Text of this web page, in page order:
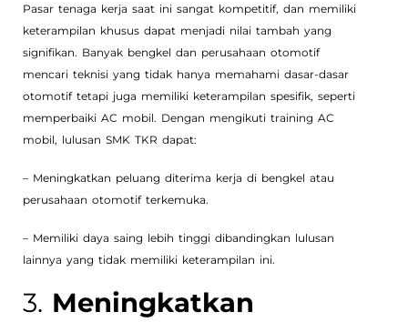
Pasar tenaga kerja saat ini sangat kompetitif, dan memiliki
keterampilan khusus dapat menjadi nilai tambah yang
signifikan. Banyak bengkel dan perusahaan otomotif
mencari teknisi yang tidak hanya memahami dasar-dasar
otomotif tetapi juga memiliki keterampilan spesifik, seperti
memperbaiki AC mobil. Dengan mengikuti training AC
mobil, lulusan SMK TKR dapat:
– Meningkatkan peluang diterima kerja di bengkel atau
perusahaan otomotif terkemuka.
– Memiliki daya saing lebih tinggi dibandingkan lulusan
lainnya yang tidak memiliki keterampilan ini.
3. Meningkatkan